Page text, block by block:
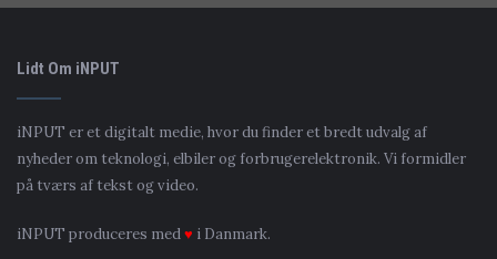
Lidt Om iNPUT
iNPUT er et digitalt medie, hvor du finder et bredt udvalg af
nyheder om teknologi, elbiler og forbrugerelektronik. Vi formidler
på tværs af tekst og video.
iNPUT produceres med♥ i Danmark.